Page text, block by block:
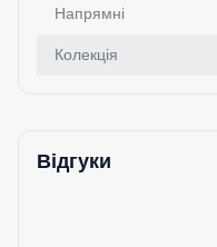
Напрямні
Колекція
Відгуки